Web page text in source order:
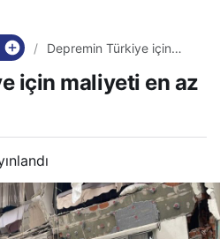
Depremin Türkiye için
dolar
için maliyeti en az